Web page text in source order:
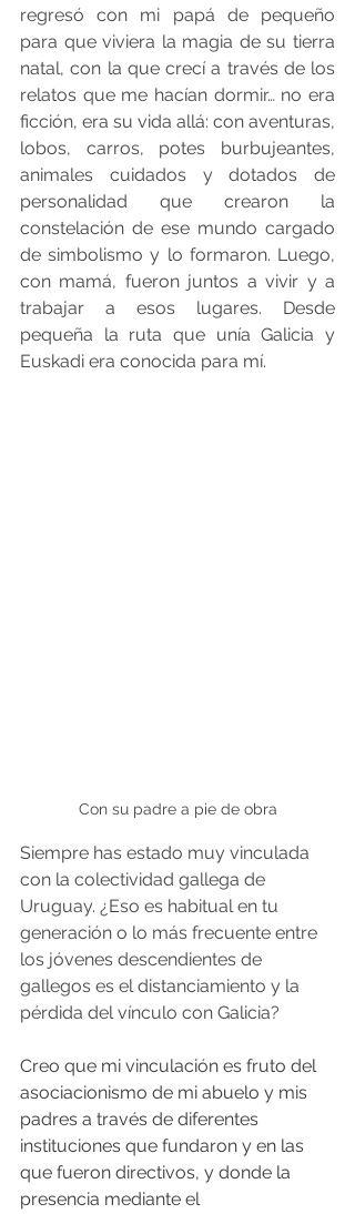
regresó con mi papá de pequeño
para que viviera la magia de su tierra
natal, con la que crecí a través de los
relatos que me hacían dormir… no era
ficción, era su vida allá: con aventuras,
lobos, carros, potes burbujeantes,
animales cuidados y dotados de
personalidad que crearon la
constelación de ese mundo cargado
de simbolismo y lo formaron. Luego,
con mamá, fueron juntos a vivir y a
trabajar a esos lugares. Desde
pequeña la ruta que unía Galicia y
Euskadi era conocida para mí.
Con su padre a pie de obra
Siempre has estado muy vinculada
con la colectividad gallega de
Uruguay. ¿Eso es habitual en tu
generación o lo más frecuente entre
los jóvenes descendientes de
gallegos es el distanciamiento y la
pérdida del vínculo con Galicia?
Creo que mi vinculación es fruto del
asociacionismo de mi abuelo y mis
padres a través de diferentes
instituciones que fundaron y en las
que fueron directivos, y donde la
presencia mediante el